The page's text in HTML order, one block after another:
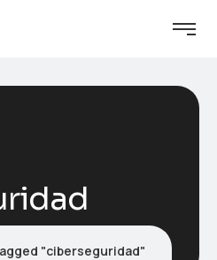
"ciberseguridad"